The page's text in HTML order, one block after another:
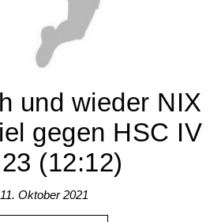
und wieder NIX
gegen HSC IV
(12:12)
11. Oktober 2021